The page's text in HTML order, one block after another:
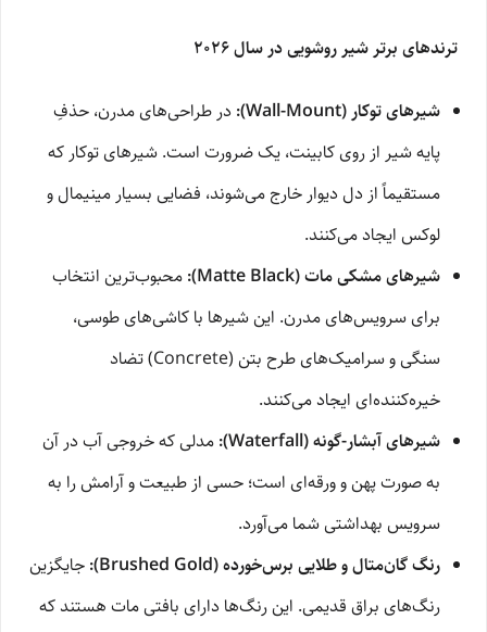
ترندهای برتر شیر روشویی در سال ۲۰۲۶
شیرهای توکار (Wall-Mount):
در طراحی‌های مدرن، حذفِ
پایه شیر از روی کابینت، یک ضرورت است. شیرهای توکار که
مستقیماً از دل دیوار خارج می‌شوند، فضایی بسیار مینیمال و
لوکس ایجاد می‌کنند.
شیرهای مشکی مات (Matte Black):
محبوب‌ترین انتخاب
برای سرویس‌های مدرن. این شیرها با کاشی‌های طوسی،
سنگی و سرامیک‌های طرح بتن (Concrete) تضاد
خیره‌کننده‌ای ایجاد می‌کنند.
شیرهای آبشار-گونه (Waterfall):
مدلی که خروجی آب در آن
به صورت پهن و ورقه‌ای است؛ حسی از طبیعت و آرامش را به
سرویس بهداشتی شما می‌آورد.
رنگ گان‌متال و طلایی برس‌خورده (Brushed Gold):
جایگزین
رنگ‌های براق قدیمی. این رنگ‌ها دارای بافتی مات هستند که